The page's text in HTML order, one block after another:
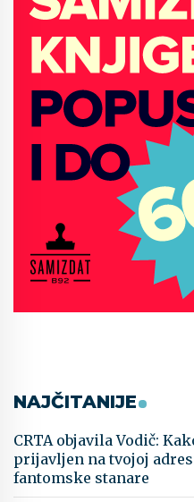
NAJČITANIJE
CRTA objavila Vodič:
prijavljen na tvojoj
fantomske stanare